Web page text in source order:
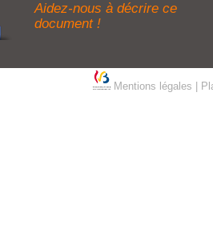
Aidez-nous à décrire ce
document !
Mentions légales